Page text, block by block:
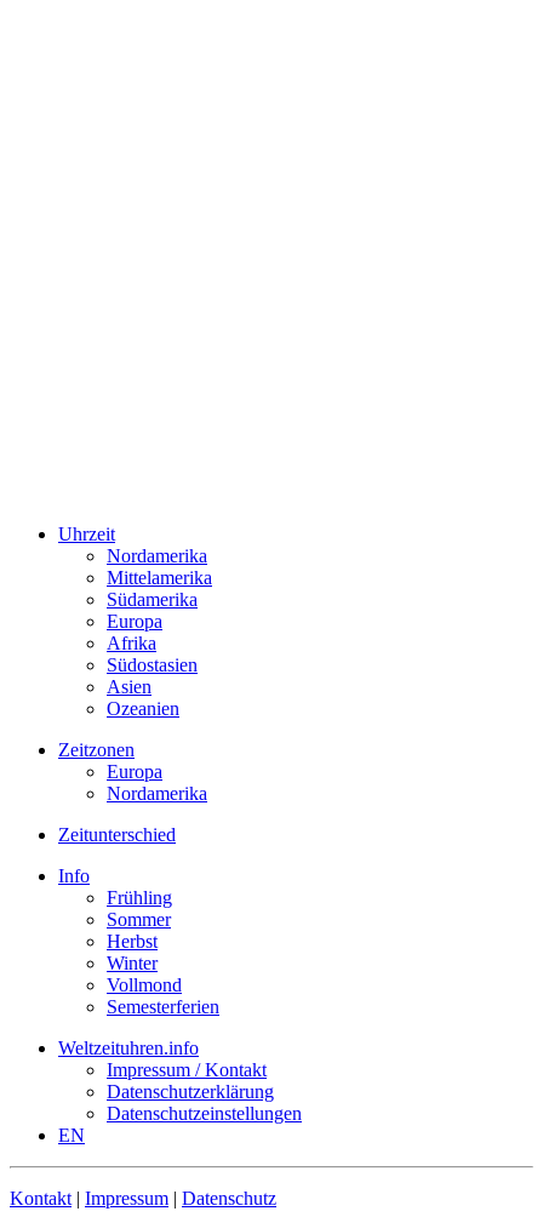
Uhrzeit
Nordamerika
Mittelamerika
Südamerika
Europa
Afrika
Südostasien
Asien
Ozeanien
Zeitzonen
Europa
Nordamerika
Zeitunterschied
Info
Frühling
Sommer
Herbst
Winter
Vollmond
Semesterferien
Weltzeituhren.info
Impressum / Kontakt
Datenschutzerklärung
Datenschutzeinstellungen
EN
Kontakt | Impressum | Datenschutz